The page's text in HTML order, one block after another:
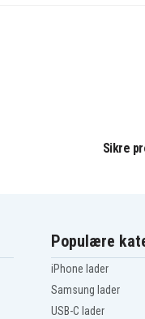
Sikre
Populære
iPhone lader
Samsung lader
USB-C lader